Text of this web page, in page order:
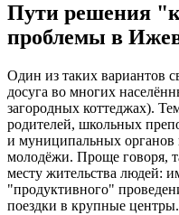
Пути решения
проблемы в
Один из таких вариантов
досуга во многих
загородных коттеджах).
родителей, школьных
и муниципальных органов
молодёжи. Проще говоря,
месту жительства людей:
"продуктивного"
поездки в крупные центры.